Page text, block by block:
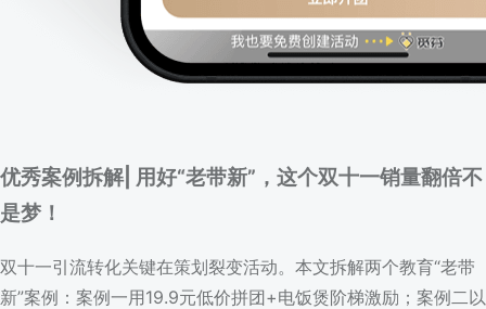
优秀案例拆解| 用好“老带新”，这个双十一销量翻倍不
是梦！
双十一引流转化关键在策划裂变活动。本文拆解两个教育“老带
新”案例：案例一用19.9元低价拼团+电饭煲阶梯激励；案例二以